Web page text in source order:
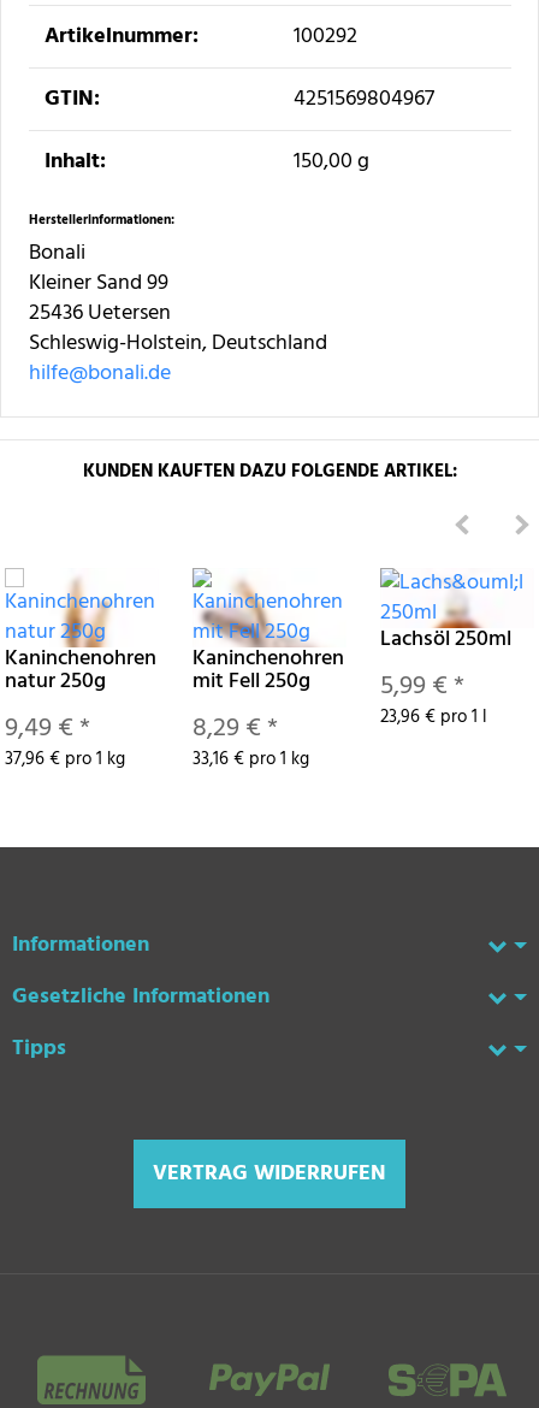
Artikelnummer:
100292
GTIN:
4251569804967
Inhalt‍:
150,00 g
Herstellerinformationen:
Bonali
Kleiner Sand 99
25436 Uetersen
Schleswig-Holstein, Deutschland
hilfe@bonali.de
KUNDEN KAUFTEN DAZU FOLGENDE ARTIKEL:
Kaninchenohren
natur 250g
9,49 € *
37,96 € pro 1 kg
Kaninchenohren
mit Fell 250g
8,29 € *
33,16 € pro 1 kg
Lachsöl 250ml
5,99 € *
23,96 € pro 1 l
Informationen
Gesetzliche Informationen
Tipps
VERTRAG WIDERRUFEN
Zahlungsmethoden